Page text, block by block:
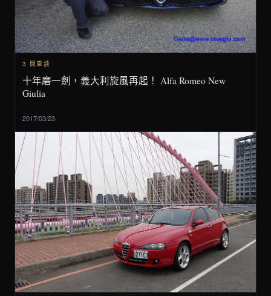
3 閒車談
十年磨一劍，義大利旋風再起！ Alfa Romeo New
Giulia
2017/03/23